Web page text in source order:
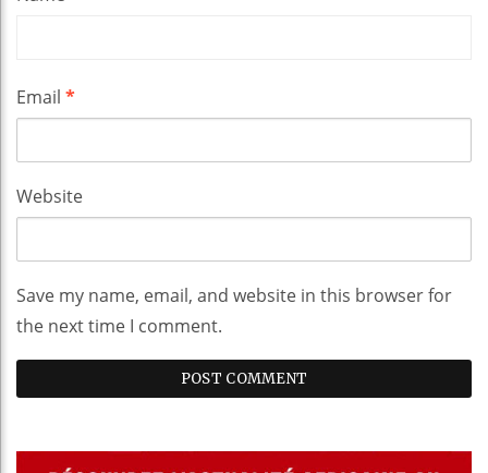
Email *
Website
Save my name, email, and website in this browser for
the next time I comment.